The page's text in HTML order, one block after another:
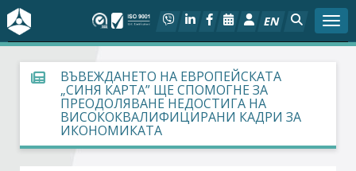
EN
За БСК
На фокус
Актуално
ВЪВЕЖДАНЕТО НА ЕВРОПЕЙСКАТА
„СИНЯ КАРТА” ЩЕ СПОМОГНЕ ЗА
ПРЕОДОЛЯВАНЕ НЕДОСТИГА НА
ВИСОКОКВАЛИФИЦИРАНИ КАДРИ ЗА
ИКОНОМИКАТА